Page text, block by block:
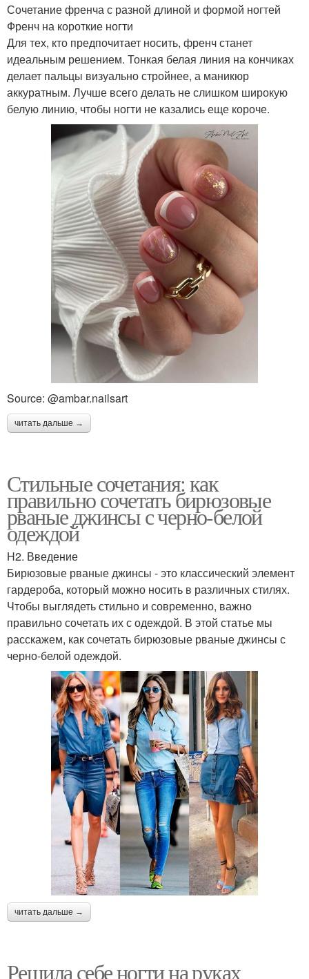
Сочетание френча с разной длиной и формой ногтей
Френч на короткие ногти
Для тех, кто предпочитает носить, френч станет
идеальным решением. Тонкая белая линия на кончиках
делает пальцы визуально стройнее, а маникюр
аккуратным. Лучше всего делать не слишком широкую
белую линию, чтобы ногти не казались еще короче.
Source: @ambar.nailsart
читать дальше →
Стильные сочетания: как
правильно сочетать бирюзовые
рваные джинсы с черно-белой
одеждой
H2. Введение
Бирюзовые рваные джинсы - это классический элемент
гардероба, который можно носить в различных стилях.
Чтобы выглядеть стильно и современно, важно
правильно сочетать их с одеждой. В этой статье мы
расскажем, как сочетать бирюзовые рваные джинсы с
черно-белой одеждой.
читать дальше →
Решила себе ногти на руках